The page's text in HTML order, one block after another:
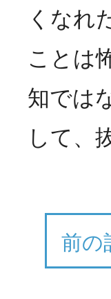
くなれ
ことは
知では
して、
前の